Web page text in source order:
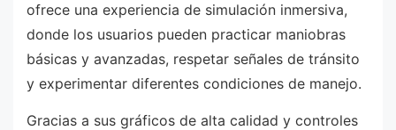
ofrece una experiencia de simulación inmersiva,
donde los usuarios pueden practicar maniobras
básicas y avanzadas, respetar señales de tránsito
y experimentar diferentes condiciones de manejo.
Gracias a sus gráficos de alta calidad y controles